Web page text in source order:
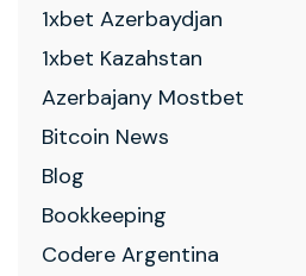
1xbet Azerbaydjan
1xbet Kazahstan
Azerbajany Mostbet
Bitcoin News
Blog
Bookkeeping
Codere Argentina